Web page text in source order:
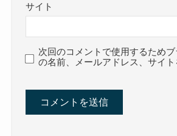
サイト
次回のコメントで使用するため
の名前、メールアドレス、サイト